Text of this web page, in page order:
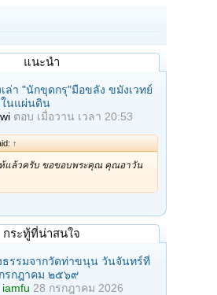
แนะนำ
เล่า "นักขุดกรุ"มือขลัง ขมังเวทย์
นแผ่นดิน
ตอบ เมื่อวาน เวลา 20:53
↑
ห้แล้วครับ ขอขอบพระคุณ คุณอาวัน
กระทู้ที่น่าสนใจ
ธรรมจากวัดท่าขนุน วันจันทร์ที่
รกฎาคม ๒๕๖๙
iamfu 28 กรกฎาคม 2026